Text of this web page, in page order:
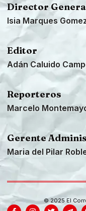
Director
Isia Marques
Editor
Adán Caluido
Reporteros
Marcelo
Gerente
Maria del Pilar
© 2025 El